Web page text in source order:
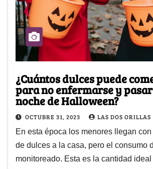
¿Cuántos dulces puede
para no enfermarse y
noche de Halloween?
OCTUBRE 31, 2023 LAS DOS ORILLAS
En esta época los menores llegan
de dulces a la casa, pero el consumo
monitoreado. Esta es la cantidad ideal